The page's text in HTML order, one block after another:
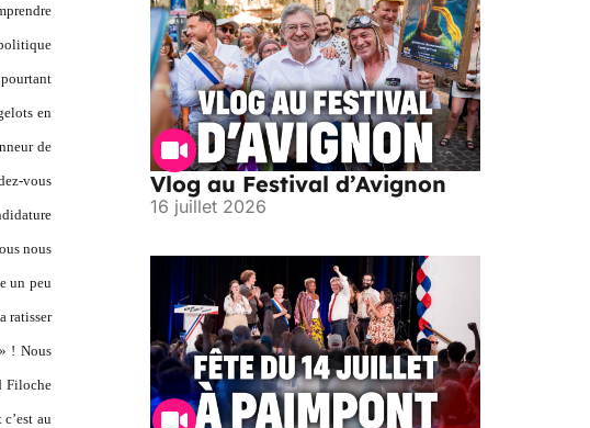
en
de
vous
nous
un peu
ratisser
! Nous
Filoche
au
Vlog au Festival d’Avignon
16 juillet 2026